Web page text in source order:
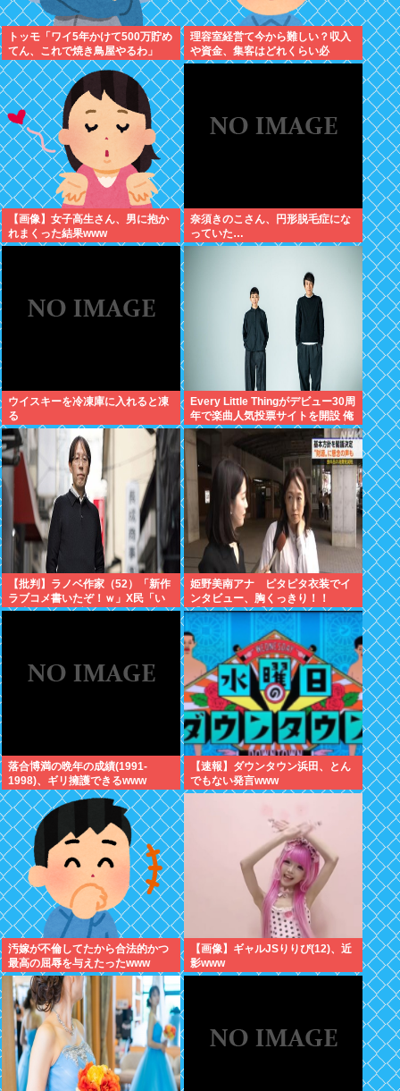
トッモ「ワイ5年かけて500万貯め
てん、これで焼き鳥屋やるわ」
理容室経営て今から難しい？収入
や資金、集客はどれくらい必
要？？
【画像】女子高生さん、男に抱か
れまくった結果www
奈須きのこさん、円形脱毛症にな
っていた…
ウイスキーを冷凍庫に入れると凍
る
Every Little Thingがデビュー30周
年で楽曲人気投票サイトを開設 俺
はもちろんFace the Changeに入
れてきたぞ
【批判】ラノベ作家（52）「新作
ラブコメ書いたぞ！ｗ」X民「い
い歳こいてラブコメ（笑）恥ずか
姫野美南アナ ピタピタ衣装でイ
ンタビュー、胸くっきり！！
【GIF動画あり】
落合博満の晩年の成績(1991-
1998)、ギリ擁護できるwww
【速報】ダウンタウン浜田、とん
でもない発言www
汚嫁が不倫してたから合法的かつ
最高の屈辱を与えたったwww
【画像】ギャルJSりりぴ(12)、近
影www